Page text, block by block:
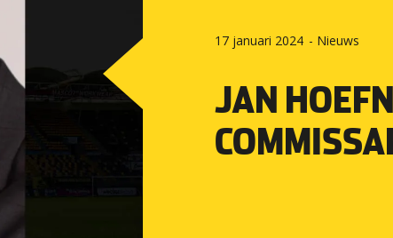
17 januari 2024 - Nieuws
JAN